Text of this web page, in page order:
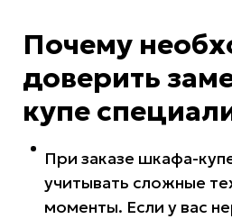
Почему
доверить
купе
При заказе шкафа-
учитывать сложные
моменты. Если у вас